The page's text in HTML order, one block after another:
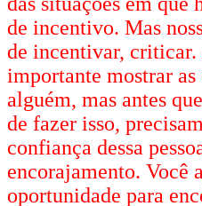
de incentivo. Mas
de incentivar, criticar.
importante mostrar
alguém, mas antes
de fazer isso,
confiança dessa
encorajamento. Você
oportunidade para